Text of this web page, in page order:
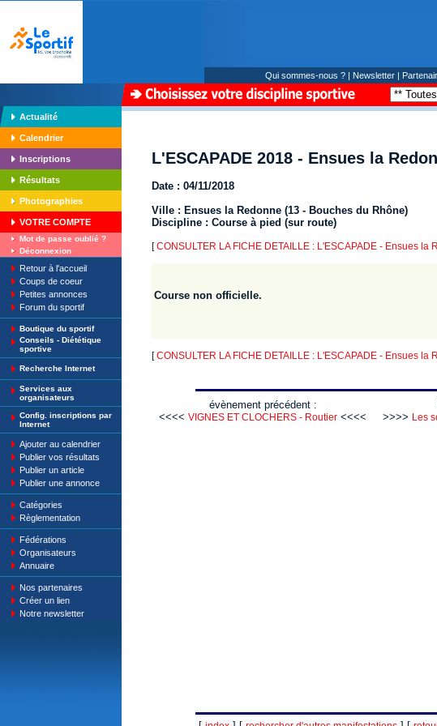
Qui sommes-nous ? | Newsletter |
Actualité
Calendrier
Inscriptions
Résultats
Photographies
VOTRE COMPTE
Mot de passe oublié ?
Déconnexion
Retour à l'accueil
Coups de coeur
Petites annonces
Forum du sportif
Boutique du sportif
Conseils - Diététique
sportive
Recherche Internet
Services aux
organisateurs
Config. inscriptions par
Internet
Ajouter au calendrier
Publier vos résultats
Publier un article
Publier une annonce
Catégories
Règlementation
Fédérations
Organisateurs
Annuaire
Nos partenaires
Créer un lien
Notre newsletter
L'ESCAPADE 2018 - Ensues la
Date : 04/11/2018
Ville : Ensues la Redonne (13 - Bouches du Rhône)
Discipline : Course à pied (sur route)
[CONSULTER LA FICHE DETAILLE : L'ESCAPADE - Ensues la
Course non officielle.
[CONSULTER LA FICHE DETAILLE : L'ESCAPADE - Ensues la
évènement précédent :
<<<< VIGNES ET CLOCHERS - Routier <<<<
>>>> Les